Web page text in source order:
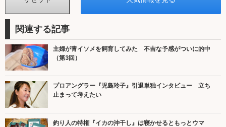
関連する記事
主婦が青イソメを飼育してみた 不吉な予感がついに的中
（第3回）
プロアングラー『児島玲子』引退単独インタビュー 立ち
止まって考えたい
釣り人の特権『イカの沖干し』は寝かせるともっとウマ